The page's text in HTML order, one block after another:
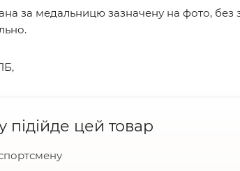
за медальницю зазначену на фото, без
підійде цей товар